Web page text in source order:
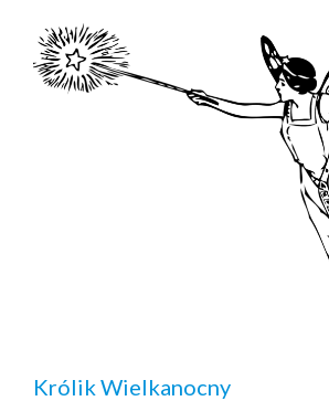
Królik Wielkanocny